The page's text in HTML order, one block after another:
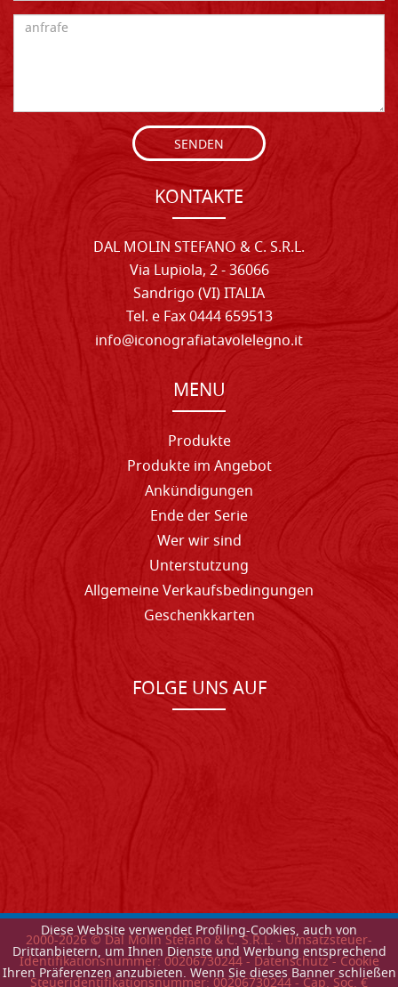
Diese Website verwendet Profiling-Cookies, auch von
Drittanbietern, um Ihnen Dienste und Werbung entsprechend
Ihren Präferenzen anzubieten. Wenn Sie dieses Banner schließen
SENDEN
KONTAKTE
DAL MOLIN STEFANO & C. S.R.L.
Via Lupiola, 2 - 36066
Sandrigo (VI) ITALIA
Tel. e Fax 0444 659513
info@iconografiatavolelegno.it
MENU
Produkte
Produkte im Angebot
Ankündigungen
Ende der Serie
Wer wir sind
Unterstutzung
Allgemeine Verkaufsbedingungen
Geschenkkarten
FOLGE UNS AUF
2000-2026© Dal Molin Stefano & C. S.R.L. - Umsatzsteuer-
Identifikationsnummer: 00206730244 -Datenschutz-Cookie